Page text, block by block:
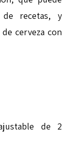
de recetas, y
cerveza con
de 2